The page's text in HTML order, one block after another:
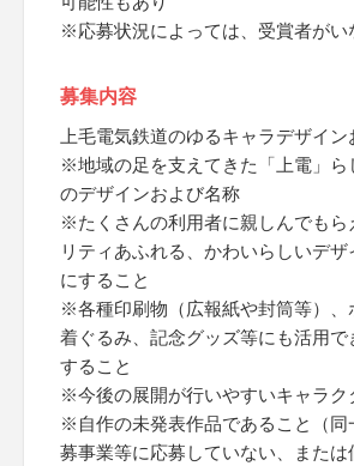
※応募状況によっては、受賞者がい
募集内容
上毛電気鉄道のゆるキャラデザイ
※地域の足を支えてきた「上電」ら
のデザインおよび名称
※たくさんの利用者に親しんでもら
リティあふれる、かわいらしいデ
にすること
※各種印刷物（広報紙や封筒等）、
着ぐるみ、記念グッズ等にも活用で
すること
※今後の展開が行いやすいキャラク
※自作の未発表作品であること（同
募事業等に応募していない、または